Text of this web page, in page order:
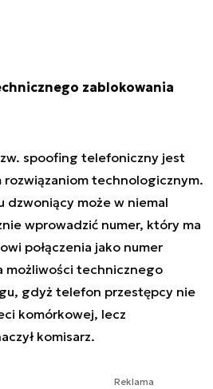
zablokowania
spoofing telefoniczny jest
rozwiązaniom technologicznym.
dzwoniący może w niemal
wprowadzić numer, który ma
połączenia jako numer
możliwości technicznego
gdyż telefon przestępcy nie
komórkowej, lecz
komisarz.
Reklama